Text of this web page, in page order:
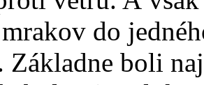
do
Základne boli